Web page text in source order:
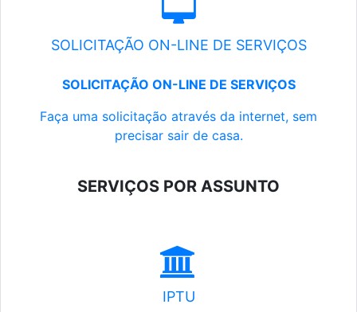
SOLICITAÇÃO ON-LINE DE SERVIÇOS
SOLICITAÇÃO ON-LINE DE SERVIÇOS
Faça uma solicitação através da internet, sem
precisar sair de casa.
SERVIÇOS POR ASSUNTO
IPTU